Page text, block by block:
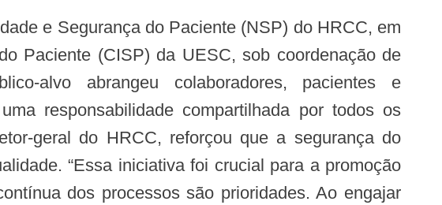
e Segurança do Paciente (NSP) do HRCC, em
Paciente (CISP) da UESC, sob coordenação de
alvo abrangeu colaboradores, pacientes e
responsabilidade compartilhada por todos os
geral do HRCC, reforçou que a segurança do
“Essa iniciativa foi crucial para a promoção
dos processos são prioridades. Ao engajar